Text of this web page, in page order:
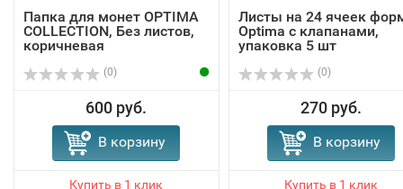
Папка для монет OPTIMA
COLLECTION, Без листов,
коричневая
(0)
600 руб.
В корзину
Листы на 24 ячеек
Optima с клапанами,
упаковка 5 шт
(0)
270 руб.
В корзину